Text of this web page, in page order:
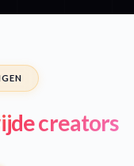
creators